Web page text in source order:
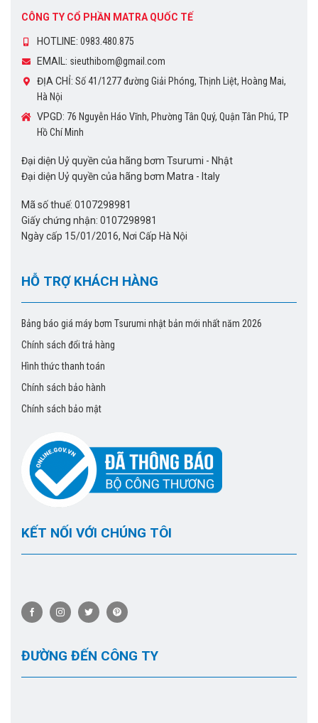
CÔNG TY CỔ PHẦN MATRA QUỐC TẾ
HOTLINE: 0983.480.875
EMAIL: sieuthibom@gmail.com
ĐỊA CHỈ: Số 41/1277 đường Giải Phóng, Thịnh Liệt, Hoàng Mai,
Hà Nội
VPGD: 76 Nguyễn Háo Vĩnh, Phường Tân Quý, Quận Tân Phú, TP
Hồ Chí Minh
Đại diện Uỷ quyền của hãng bơm Tsurumi - Nhật
Đại diện Uỷ quyền của hãng bơm Matra - Italy
Mã số thuế: 0107298981
Giấy chứng nhận: 0107298981
Ngày cấp 15/01/2016, Nơi Cấp Hà Nội
HỖ TRỢ KHÁCH HÀNG
Bảng báo giá máy bơm Tsurumi nhật bản mới nhất năm 2026
Chính sách đổi trả hàng
Hình thức thanh toán
Chính sách bảo hành
Chính sách bảo mật
KẾT NỐI VỚI CHÚNG TÔI
ĐƯỜNG ĐẾN CÔNG TY